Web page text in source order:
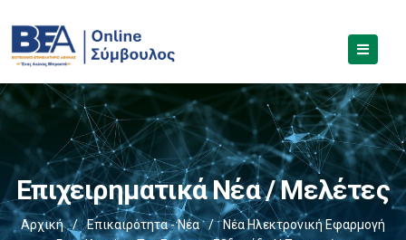
Επιχειρηματικά Νέα / Μελέτες
Αρχική / Επικαιρότητα - Νέα /
Νέα Ηλεκτρονική Εφαρμογή